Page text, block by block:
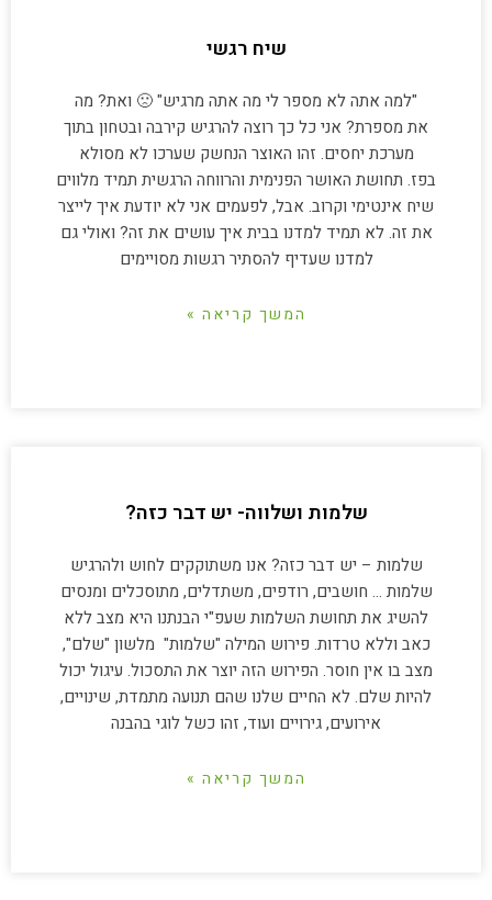
שיח רגשי
"למה אתה לא מספר לי מה אתה מרגיש" 🙁 ואת? מה
את מספרת? אני כל כך רוצה להרגיש קירבה ובטחון בתוך
מערכת יחסים. זהו האוצר הנחשק שערכו לא מסולא
בפז. תחושת האושר הפנימית והרווחה הרגשית תמיד מלווים
שיח אינטימי וקרוב. אבל, לפעמים אני לא יודעת איך לייצר
את זה. לא תמיד למדנו בבית איך עושים את זה? ואולי גם
למדנו שעדיף להסתיר רגשות מסויימים
המשך קריאה »
שלמות ושלווה- יש דבר כזה?
שלמות – יש דבר כזה? אנו משתוקקים לחוש ולהרגיש
שלמות … חושבים, רודפים, משתדלים, מתוסכלים ומנסים
להשיג את תחושת השלמות שעפ"י הבנתנו היא מצב ללא
כאב וללא טרדות. פירוש המילה "שלמות" מלשון "שלם",
מצב בו אין חוסר. הפירוש הזה יוצר את התסכול. עיגול יכול
להיות שלם. לא החיים שלנו שהם תנועה מתמדת, שינויים,
אירועים, גירויים ועוד, זהו כשל לוגי בהבנה
המשך קריאה »